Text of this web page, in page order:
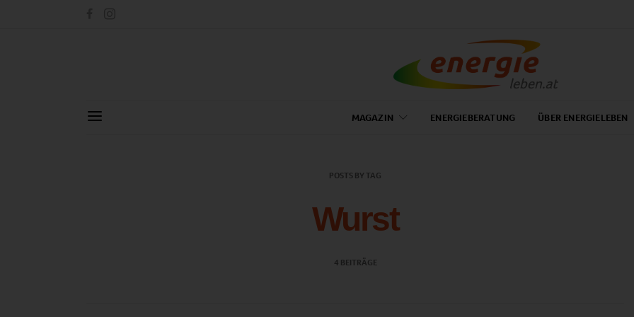
MAGAZIN ENERGIEBERATUNG ÜBER ENERGIELEBEN
POSTS BY TAG
Wurst
4 BEITRÄGE